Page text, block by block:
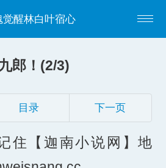
觉醒林白叶宿心
郎！(2/3)
目录 下一页
住【迦南小说网】地